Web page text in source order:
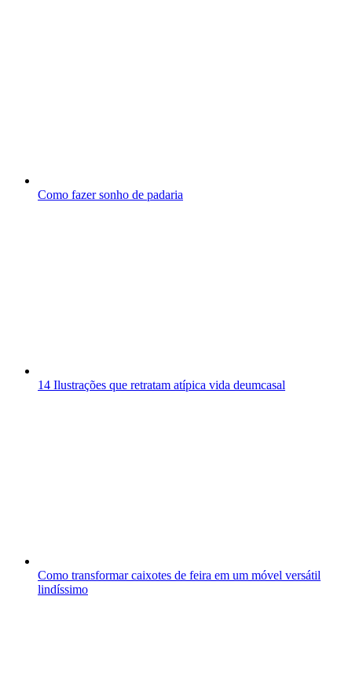
Como fazer sonho de padaria
14 Ilustrações que retratam atípica vida deumcasal
Como transformar caixotes de feira em um móvel versátil
lindíssimo